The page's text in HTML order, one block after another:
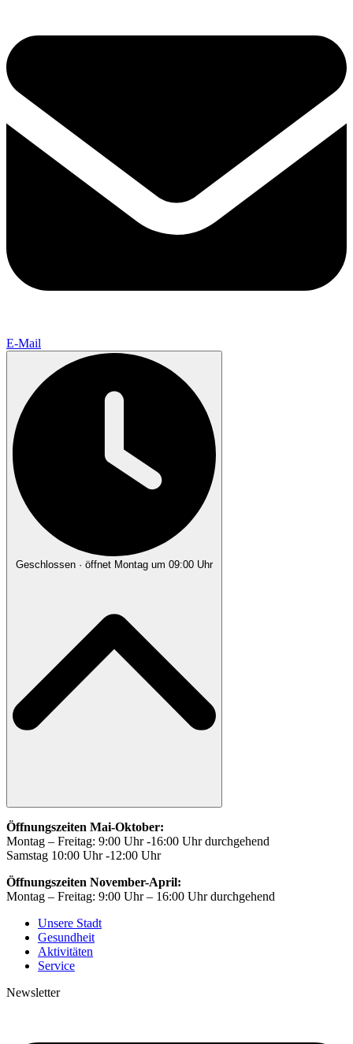
E-Mail
Geschlossen · öffnet Montag um 09:00 Uhr
Öffnungszeiten Mai-Oktober:
Montag – Freitag: 9:00 Uhr -16:00 Uhr durchgehend
Samstag 10:00 Uhr -12:00 Uhr
Öffnungszeiten November-April:
Montag – Freitag: 9:00 Uhr – 16:00 Uhr durchgehend
Unsere Stadt
Gesundheit
Aktivitäten
Service
Newsletter